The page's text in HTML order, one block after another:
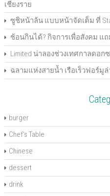
s
i
n
n
e
w
w
i
n
o
w
)
n
n
e
w
w
i
n
d
w
)
n
n
e
w
w
i
n
d
w
)
n
e
w
w
i
n
d
o
)
เชียงราย
ซูชิหน้าล้น แบบหน้าจัดเต็ม ที่ Star
ช้อนกินได้? กิจการเพื่อสังคม แ
Limited น่าลองช่วงเทศกาลดอ
ฉลามแห่งสายน้ำ เรือเร็วฟอร์มู
burger
Chef's Table
Chinese
dessert
drink